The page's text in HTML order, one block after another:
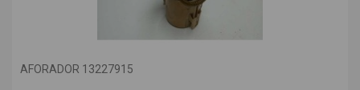
AFORADOR 13227915